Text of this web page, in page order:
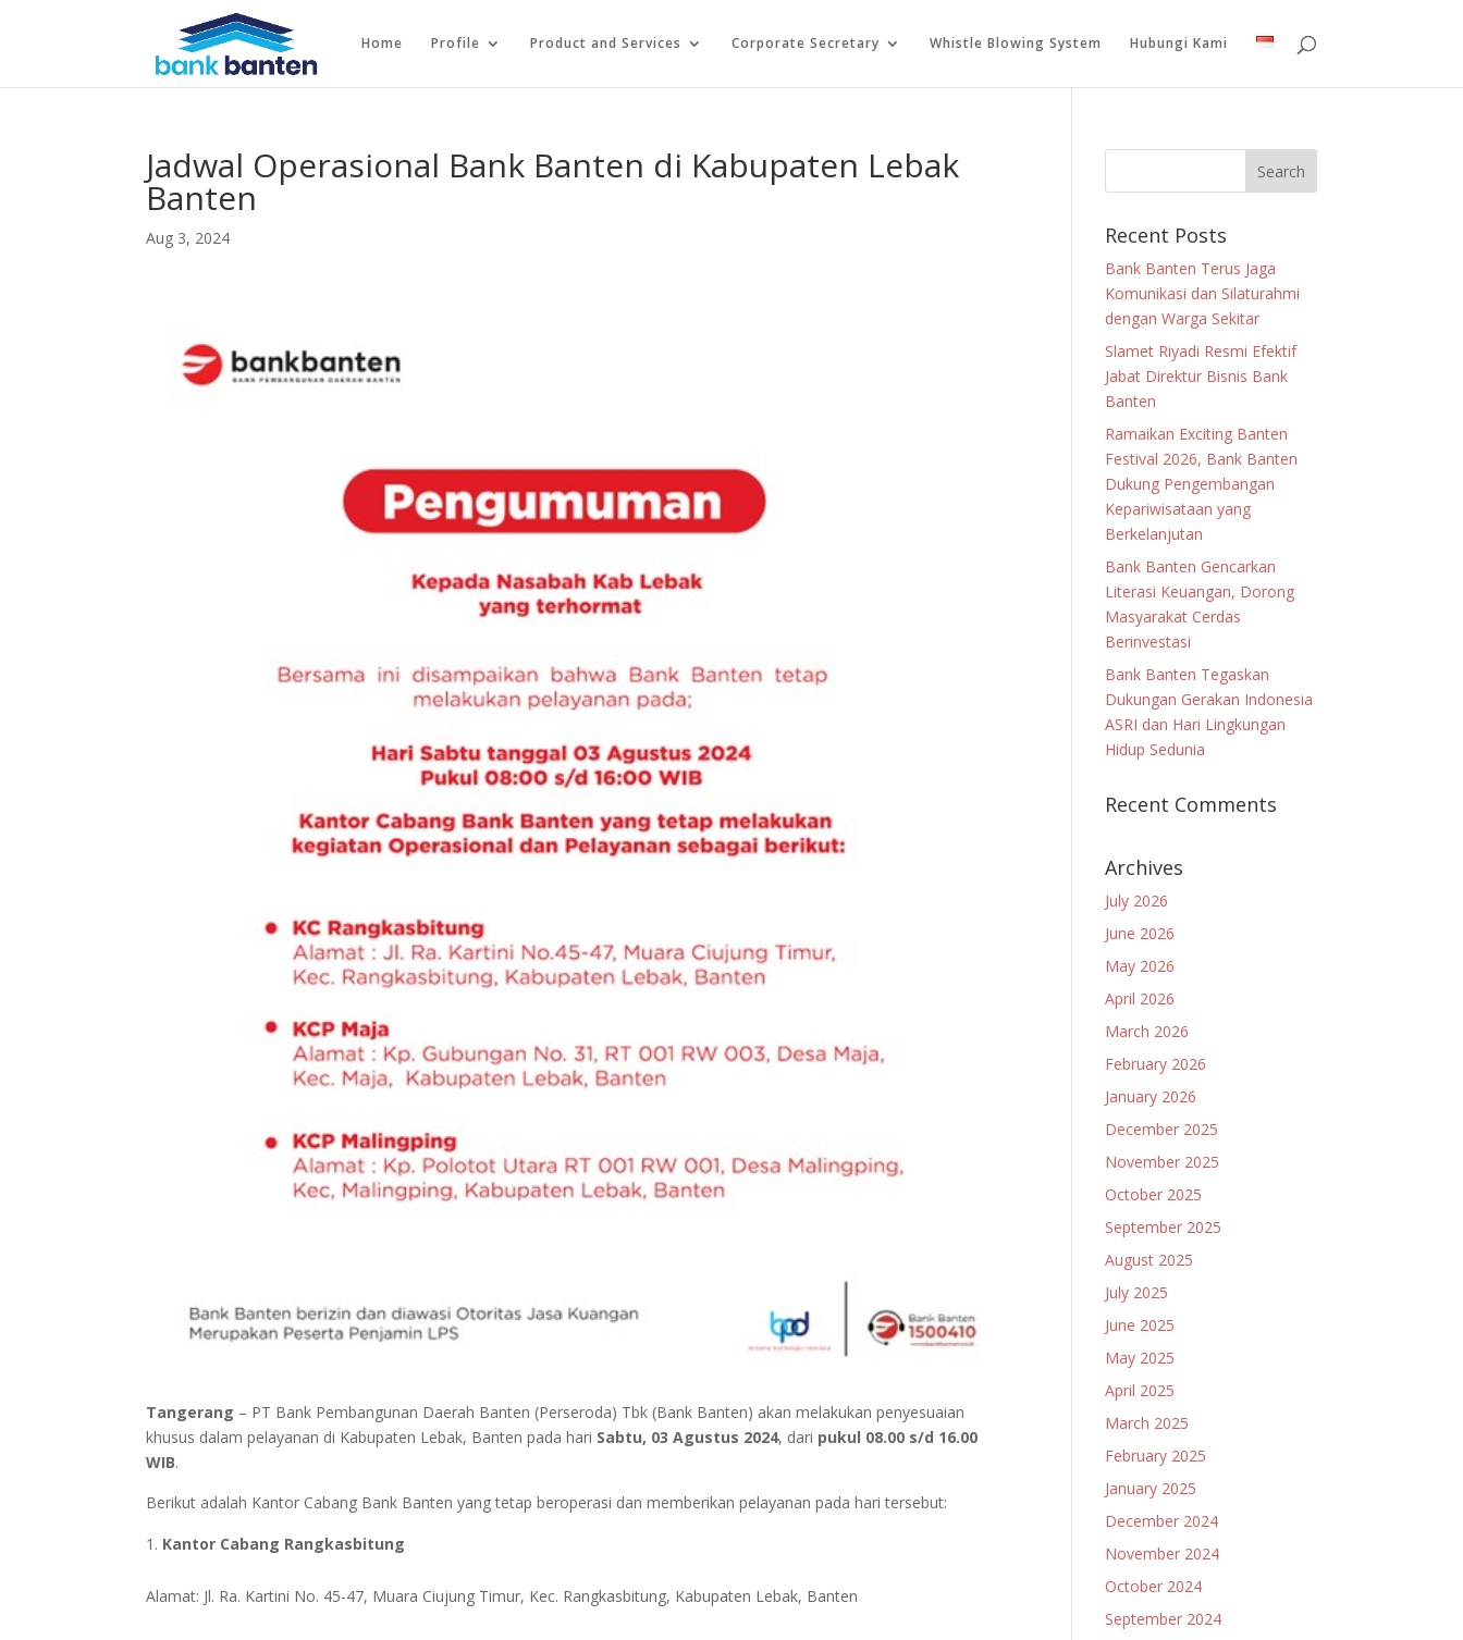
Home Profile Product and Services Corporate Secretary Whistle Blowing System Hubungi Kami
Jadwal Operasional Bank Banten di Kabupaten Lebak
Banten
Aug 3, 2024
Tangerang – PT Bank Pembangunan Daerah Banten (Perseroda) Tbk (Bank Banten) akan melakukan penyesuaian
khusus dalam pelayanan di Kabupaten Lebak, Banten pada hari Sabtu, 03 Agustus 2024, dari pukul 08.00 s/d 16.00
WIB.
Berikut adalah Kantor Cabang Bank Banten yang tetap beroperasi dan memberikan pelayanan pada hari tersebut:
Kantor Cabang Rangkasbitung
Alamat: Jl. Ra. Kartini No. 45-47, Muara Ciujung Timur, Kec. Rangkasbitung, Kabupaten Lebak, Banten
Recent Posts
Bank Banten Terus Jaga
Komunikasi dan Silaturahmi
dengan Warga Sekitar
Slamet Riyadi Resmi Efektif
Jabat Direktur Bisnis Bank
Banten
Ramaikan Exciting Banten
Festival 2026, Bank Banten
Dukung Pengembangan
Kepariwisataan yang
Berkelanjutan
Bank Banten Gencarkan
Literasi Keuangan, Dorong
Masyarakat Cerdas
Berinvestasi
Bank Banten Tegaskan
Dukungan Gerakan Indonesia
ASRI dan Hari Lingkungan
Hidup Sedunia
Recent Comments
Archives
July 2026
June 2026
May 2026
April 2026
March 2026
February 2026
January 2026
December 2025
November 2025
October 2025
September 2025
August 2025
July 2025
June 2025
May 2025
April 2025
March 2025
February 2025
January 2025
December 2024
November 2024
October 2024
September 2024